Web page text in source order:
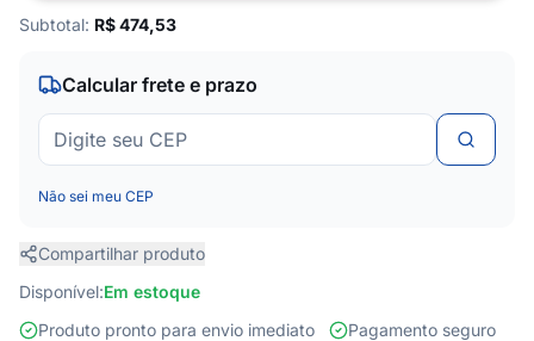
Subtotal: R$474,53
Calcular frete e prazo
Não sei meu CEP
Compartilhar produto
Disponível:Em estoque
Produto pronto para envio imediato
Pagamento seguro